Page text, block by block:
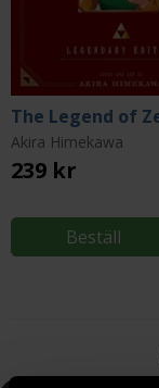
Akira Himekawa
239 kr
Beställ